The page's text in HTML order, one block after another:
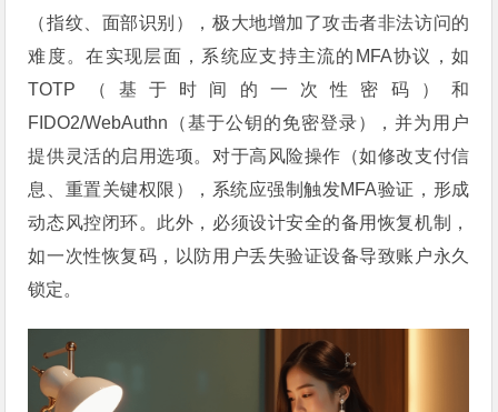
（指纹、面部识别），极大地增加了攻击者非法访问的
难度。在实现层面，系统应支持主流的MFA协议，如
TOTP（基于时间的一次性密码）和
FIDO2/WebAuthn（基于公钥的免密登录），并为用户
提供灵活的启用选项。对于高风险操作（如修改支付信
息、重置关键权限），系统应强制触发MFA验证，形成
动态风控闭环。此外，必须设计安全的备用恢复机制，
如一次性恢复码，以防用户丢失验证设备导致账户永久
锁定。